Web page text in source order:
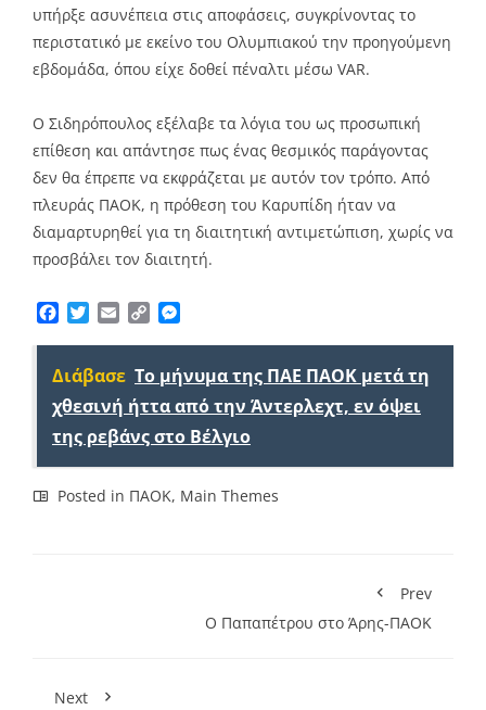
υπήρξε ασυνέπεια στις αποφάσεις, συγκρίνοντας το
περιστατικό με εκείνο του Ολυμπιακού την προηγούμενη
εβδομάδα, όπου είχε δοθεί πέναλτι μέσω VAR.
Ο Σιδηρόπουλος εξέλαβε τα λόγια του ως προσωπική
επίθεση και απάντησε πως ένας θεσμικός παράγοντας
δεν θα έπρεπε να εκφράζεται με αυτόν τον τρόπο. Από
πλευράς ΠΑΟΚ, η πρόθεση του Καρυπίδη ήταν να
διαμαρτυρηθεί για τη διαιτητική αντιμετώπιση, χωρίς να
προσβάλει τον διαιτητή.
Facebook
TwitterEmailCopy
Διάβασε Το μήνυμα της ΠΑΕ ΠΑΟΚ μετά τη
χθεσινή ήττα από την Άντερλεχτ, εν όψει
της ρεβάνς στο Βέλγιο
Posted in ΠΑΟΚ, Main Themes
Prev
Ο Παπαπέτρου στο Άρης-ΠΑΟΚ
Next